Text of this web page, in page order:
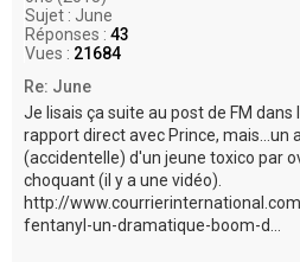
Sujet : June
Réponses : 43
Vues : 21684
Re: June
Je lisais ça suite au post de FM dans
rapport direct avec Prince, mais...un
(accidentelle) d'un jeune toxico par
choquant (il y a une vidéo).
http://
fentanyl-un-dramatique-boom-d...